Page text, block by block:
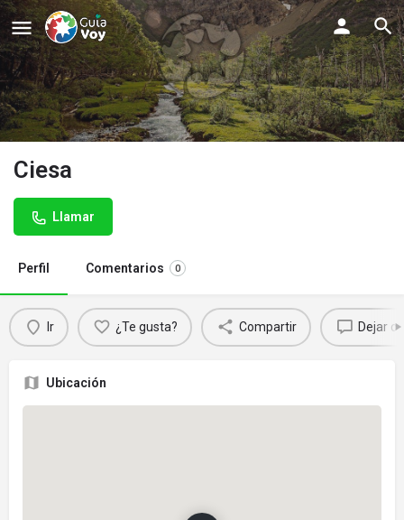
Ciesa
Llamar
Perfil Comentarios 0
Ir ¿Te gusta? Compartir Dejar
Ubicación